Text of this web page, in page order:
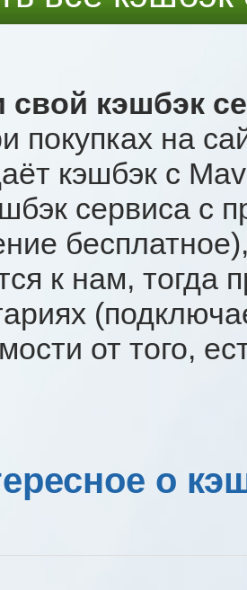
кэшбэк
покупках на
кэшбэк с
сервиса с
к нам, тогда
от того,
о